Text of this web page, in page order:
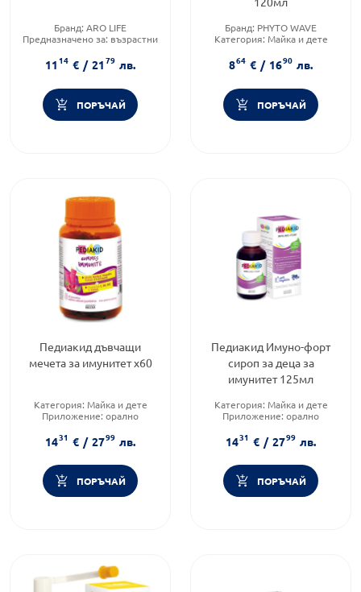
Бранд: ARO LIFE
Предназначено за: възрастни
1114 € / 2179 лв.
ПОРЪЧАЙ
Бранд: PHYTO WAVE
Категория: Майка и дете
864 € / 1690 лв.
ПОРЪЧАЙ
Педиакид дъвчащи
мечета за имунитет х60
Категория: Майка и дете
Приложение: орално
желирани таблетки
1431 € / 2799 лв.
ПОРЪЧАЙ
Педиакид Имуно-форт
сироп за деца за
имунитет 125мл
Категория: Майка и дете
Приложение: орално
1431 € / 2799 лв.
ПОРЪЧАЙ